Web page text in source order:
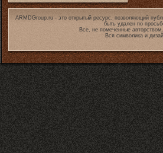
ARMDGroup.ru - это открытый ресурс, позволяющий
быть удален по
Все, не помеченные
Вся символика и